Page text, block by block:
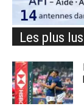
Les plus lus